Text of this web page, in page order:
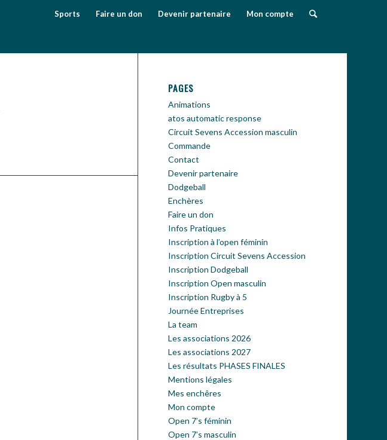
Sports Faire un don Devenir partenaire Mon compte
PAGES
Animations
atos automatic response
Circuit Sevens Accession masculin
Commande
Contact
Devenir partenaire
Dodgeball
Enchères
Faire un don
Infos Pratiques
Inscription à l’open féminin
Inscription Circuit Sevens Accession
Inscription Dodgeball
Inscription Open masculin
Inscription Rugby à 5
Journée Entreprises
La team
Les associations 2026
Les associations 2027
Les résultats PHASES FINALES
Mentions légales
Mes enchêres
Mon compte
Open 7’s féminin
Open 7’s masculin